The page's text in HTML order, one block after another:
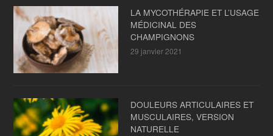
LA MYCOTHÉRAPIE ET L’USAGE
MÉDICINAL DES
CHAMPIGNONS
29 janvier 2021
DOULEURS ARTICULAIRES ET
MUSCULAIRES, VERSION
NATURELLE